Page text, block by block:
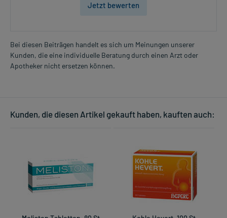
Jetzt bewerten
Bei diesen Beiträgen handelt es sich um Meinungen unserer
Kunden, die eine individuelle Beratung durch einen Arzt oder
Apotheker nicht ersetzen können.
Kunden, die diesen Artikel gekauft haben, kauften auch: